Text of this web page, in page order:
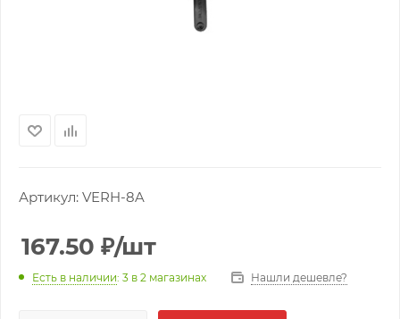
Артикул: VERH-8A
167.50 ₽/шт
Есть в наличии: 3 в 2 магазинах Нашли дешевле?